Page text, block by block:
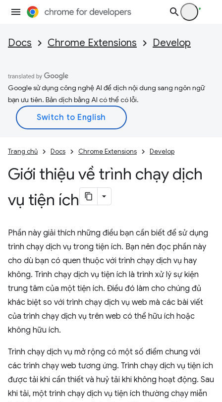
Docs Chrome Extensions Develop
Google sử dụng công nghệ AI để dịch nội dung sang ngôn ngữ
bạn ưu tiên. Bản dịch bằng AI có thể có lỗi.
Trang chủ Docs Chrome Extensions Develop
Giới thiệu về trình chạy dịch
vụ tiện ích
Phần này giải thích những điều bạn cần biết để sử dụng
trình chạy dịch vụ trong tiện ích. Bạn nên đọc phần này
cho dù bạn có quen thuộc với trình chạy dịch vụ hay
không. Trình chạy dịch vụ tiện ích là trình xử lý sự kiện
trung tâm của một tiện ích. Điều đó làm cho chúng đủ
khác biệt so với trình chạy dịch vụ web mà các bài viết
của trình chạy dịch vụ trên web có thể hữu ích hoặc
không hữu ích.
Trình chạy dịch vụ mở rộng có một số điểm chung với
các trình chạy web tương ứng. Trình chạy dịch vụ tiện ích
được tải khi cần thiết và huỷ tải khi không hoạt động. Sau
khi tải, một trình chạy dịch vụ tiện ích thường chạy miễn